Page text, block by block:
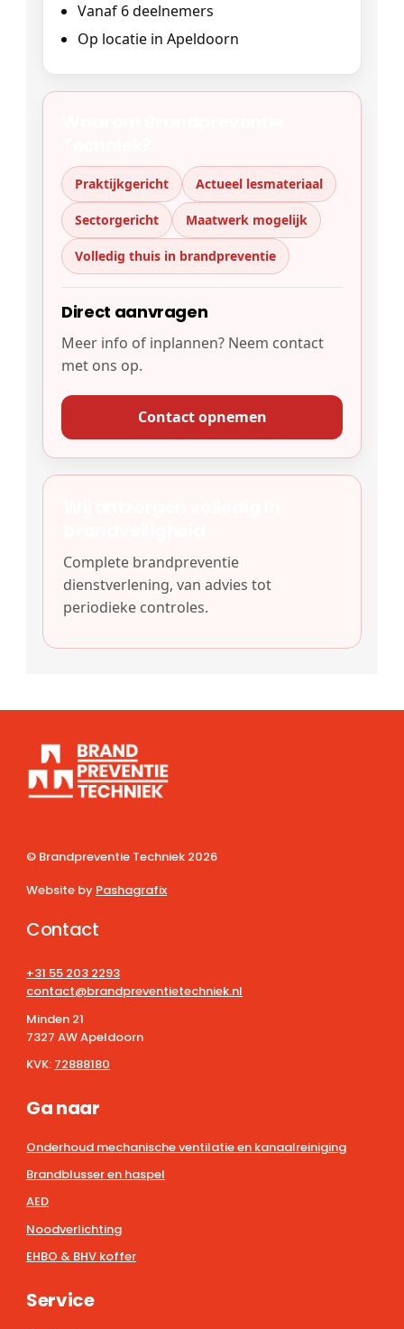
Vanaf 6 deelnemers
Op locatie in Apeldoorn
Praktijkgericht Actueel lesmateriaal
Sectorg­ericht Maatwerk mogelijk
Volledig thuis in brandpreventie
Direct aanvragen
Meer info of inplannen? Neem contact
met ons op.
Contact opnemen
Complete brandpreventie
dienstverlening, van advies tot
periodieke controles.
© Brandpreventie Techniek 2026
Website by Pashagrafix
Contact
+31 55 203 2293
contact@brandpreventietechniek.nl
Minden 21
7327 AW Apeldoorn
KVK: 72888180
Ga naar
Onderhoud mechanische ventilatie en kanaalreiniging
Brandblusser en haspel
AED
Noodverlichting
EHBO & BHV koffer
Service